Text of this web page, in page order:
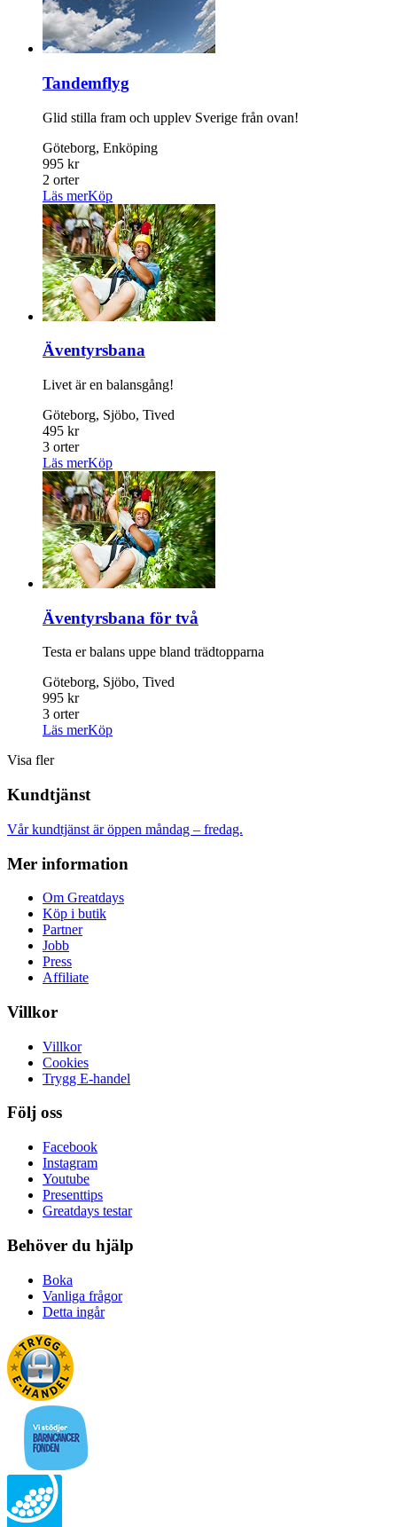
Tandemflyg
Glid stilla fram och upplev Sverige från ovan!
Göteborg, Enköping
995 kr
2 orter
Läs merKöp
Äventyrsbana
Livet är en balansgång!
Göteborg, Sjöbo, Tived
495 kr
3 orter
Läs merKöp
Äventyrsbana för två
Testa er balans uppe bland trädtopparna
Göteborg, Sjöbo, Tived
995 kr
3 orter
Läs merKöp
Visa fler
Kundtjänst
Vår kundtjänst är öppen måndag – fredag.
Mer information
Om Greatdays
Köp i butik
Partner
Jobb
Press
Affiliate
Villkor
Villkor
Cookies
Trygg E-handel
Följ oss
Facebook
Instagram
Youtube
Presenttips
Greatdays testar
Behöver du hjälp
Boka
Vanliga frågor
Detta ingår